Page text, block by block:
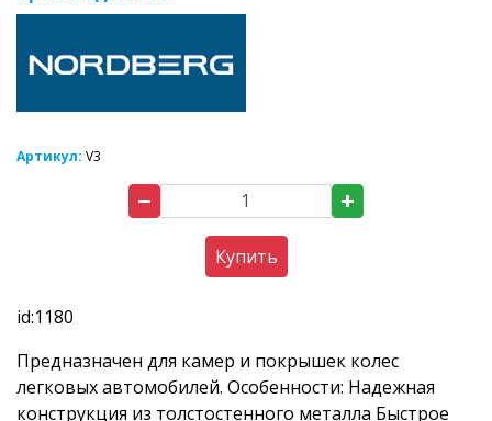
Артикул: V3
Купить
id:1180
Предназначен для камер и покрышек колес
легковых автомобилей. Особенности: Надежная
конструкция из толстостенного металла Быстрое